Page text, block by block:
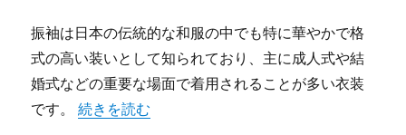
振袖は日本の伝統的な和服の中でも特に華やかで格
式の高い装いとして知られており、主に成人式や結
婚式などの重要な場面で着用されることが多い衣装
です。“札幌で輝く振袖の魅力と最新レンタルサービスの
続きを読む